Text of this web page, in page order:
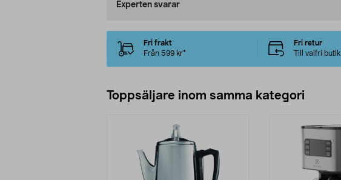
Experten svarar
Fri frakt
Från 599 kr*
Fri retur
Till valfri butik
Toppsäljare inom samma kategori